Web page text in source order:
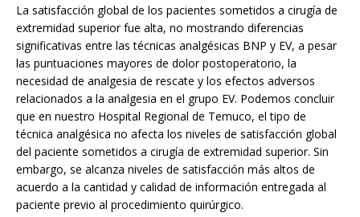
La satisfacción global de los pacientes sometidos a cirugía de
extremidad superior fue alta, no mostrando diferencias
significativas entre las técnicas analgésicas BNP y EV, a pesar
las puntuaciones mayores de dolor postoperatorio, la
necesidad de analgesia de rescate y los efectos adversos
relacionados a la analgesia en el grupo EV. Podemos concluir
que en nuestro Hospital Regional de Temuco, el tipo de
técnica analgésica no afecta los niveles de satisfacción global
del paciente sometidos a cirugía de extremidad superior. Sin
embargo, se alcanza niveles de satisfacción más altos de
acuerdo a la cantidad y calidad de información entregada al
paciente previo al procedimiento quirúrgico.